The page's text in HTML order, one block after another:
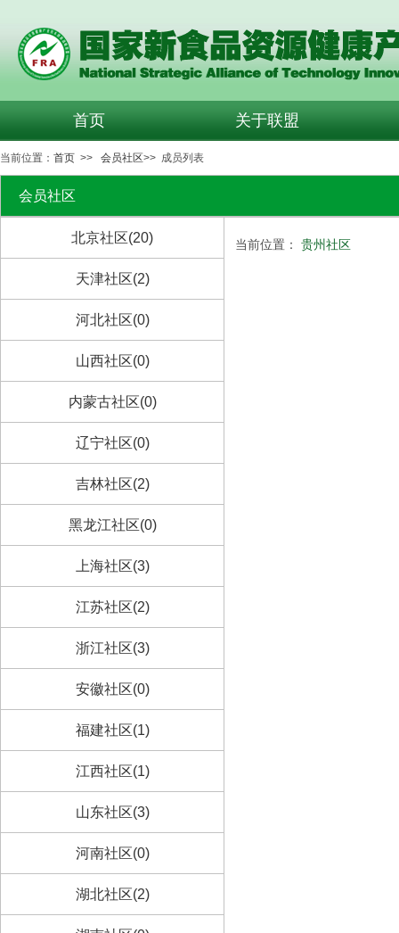
首页 关于联盟
当前位置： 首页 >> 会员社区>> 成员列表
会员社区
北京社区(20)
天津社区(2)
河北社区(0)
山西社区(0)
内蒙古社区(0)
辽宁社区(0)
吉林社区(2)
黑龙江社区(0)
上海社区(3)
江苏社区(2)
浙江社区(3)
安徽社区(0)
福建社区(1)
江西社区(1)
山东社区(3)
河南社区(0)
湖北社区(2)
当前位置： 贵州社区